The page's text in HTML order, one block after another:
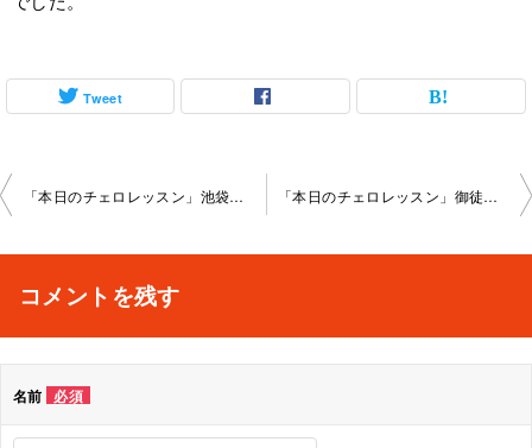
Tweet
投
ビ
「本日のチェロレッスン」池袋教室2023-3-27-no0021-1059 「本日のチェロレッスン」御徒町教室2023-3-27-no0021-1118
コメントを残す
名前 必須